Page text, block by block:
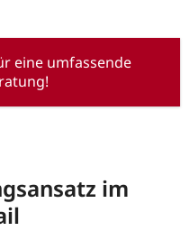
eine umfassende
im